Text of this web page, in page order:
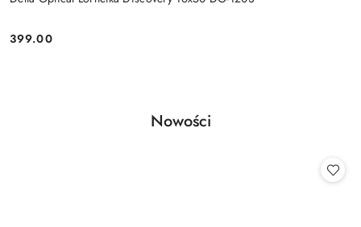
Cena:
399.00
Pomiń karuzelę produktów
Produkty
Nowości